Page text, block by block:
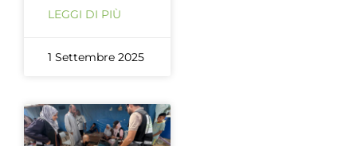
LEGGI DI PIÙ
1 Settembre 2025